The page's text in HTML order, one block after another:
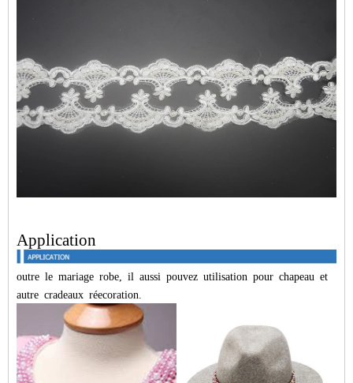
Application
outre le mariage robe, il aussi pouvez utilisation pour chapeau et
autre cradeaux réecoration.